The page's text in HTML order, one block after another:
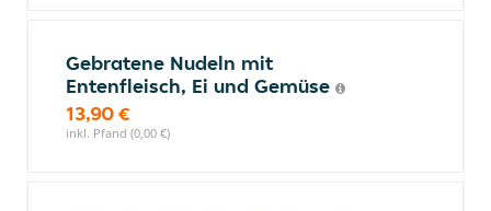
Gebratene Nudeln mit
Entenfleisch, Ei und Gemüse
13,90 €
inkl. Pfand (0,00 €)